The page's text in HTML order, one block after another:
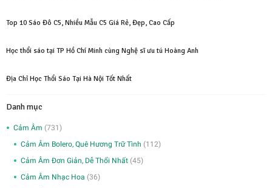
Top 10 Sáo Đô C5, Nhiều Mẫu C5 Giá Rẻ, Đẹp, Cao Cấp
Học thổi sáo tại TP Hồ Chí Minh cùng Nghệ sĩ ưu tú Hoàng Anh
Địa Chỉ Học Thổi Sáo Tại Hà Nội Tốt Nhất
Danh mục
Cảm Âm (731)
Cảm Âm Bolero, Quê Hương Trữ Tình (112)
Cảm Âm Đơn Giản, Dễ Thổi Nhất (45)
Cảm Âm Nhạc Hoa (36)